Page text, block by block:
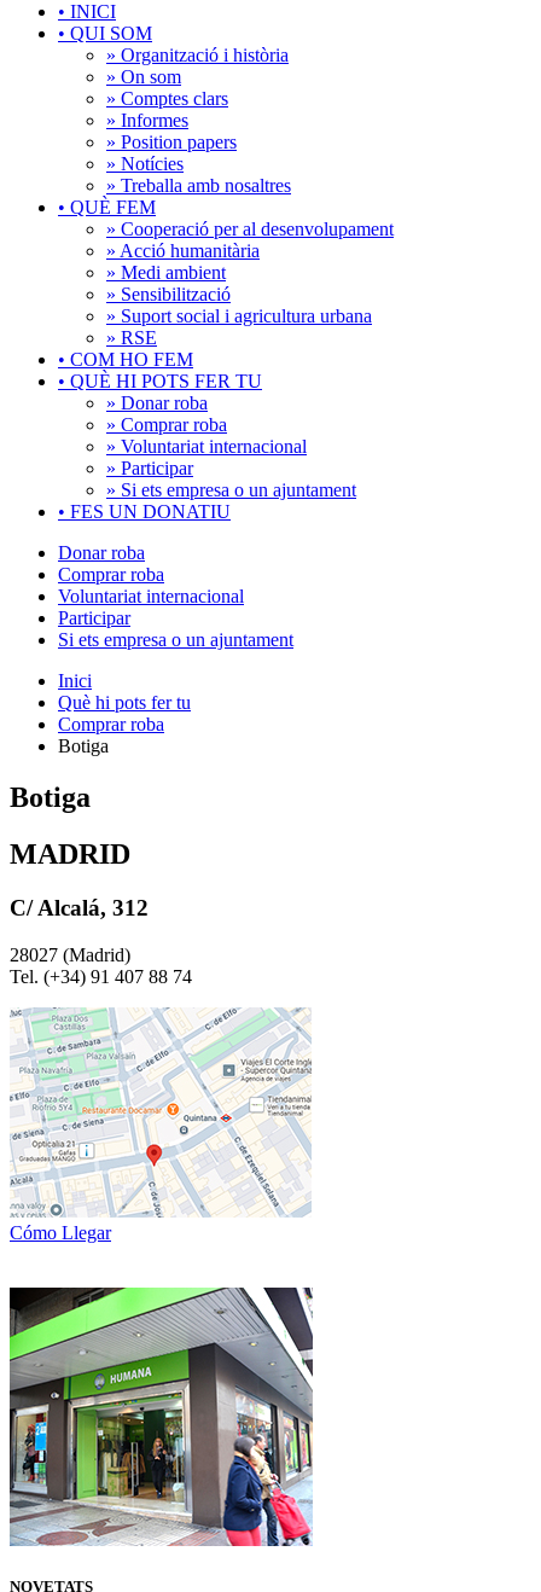
• INICI
• QUI SOM
» Organització i història
» On som
» Comptes clars
» Informes
» Position papers
» Notícies
» Treballa amb nosaltres
• QUÈ FEM
» Cooperació per al desenvolupament
» Acció humanitària
» Medi ambient
» Sensibilització
» Suport social i agricultura urbana
» RSE
• COM HO FEM
• QUÈ HI POTS FER TU
» Donar roba
» Comprar roba
» Voluntariat internacional
» Participar
» Si ets empresa o un ajuntament
• FES UN DONATIU
Donar roba
Comprar roba
Voluntariat internacional
Participar
Si ets empresa o un ajuntament
Inici
Què hi pots fer tu
Comprar roba
Botiga
Botiga
MADRID
C/ Alcalá, 312
28027 (Madrid)
Tel. (+34) 91 407 88 74
Cómo Llegar
NOVETATS